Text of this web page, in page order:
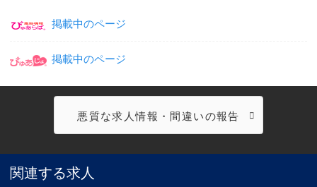
掲載中のページ
掲載中のページ
悪質な求人情報・間違いの報告
関連する求人